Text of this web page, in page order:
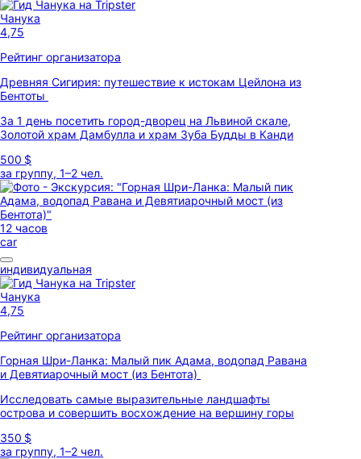
Чанука
4,75
Рейтинг организатора
Древняя Сигирия: путешествие к истокам Цейлона из
Бентоты
За 1 день посетить город-дворец на Львиной скале,
Золотой храм Дамбулла и храм Зуба Будды в Канди
500 $
за группу, 1–2 чел.
12 часов
car
индивидуальная
Чанука
4,75
Рейтинг организатора
Горная Шри-Ланка: Малый пик Адама, водопад Равана
и Девятиарочный мост (из Бентота)
Исследовать самые выразительные ландшафты
острова и совершить восхождение на вершину горы
350 $
за группу, 1–2 чел.